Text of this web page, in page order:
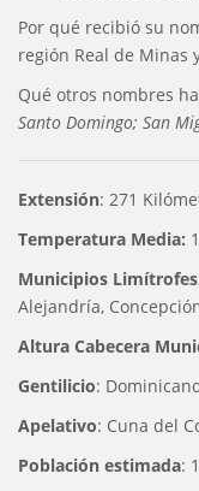
Por qué recibió su
región Real de Minas
Qué otros nombres
Santo Domingo; San
Extensión: 271
Temperatura Media:
Municipios Limítrofes
Alejandría,
Altura Cabecera
Gentilicio:
Apelativo: Cuna del
Población estimada: